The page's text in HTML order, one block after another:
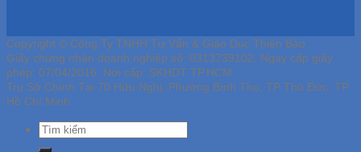
Copyright © Công Ty TNHH Tư Vấn & Giáo Dục Thiên Bảo
Giấy chứng nhận doanh nghiệp số: 0313739102, Ngày cấp giấy
phép: 07/04/2016, Nơi cấp: SKHDT TP.HCM
Trụ Sở Chính Tại 70 Hữu Nghị, Phường Bình Thọ, TP Thủ Đức, TP
Hồ Chí Minh